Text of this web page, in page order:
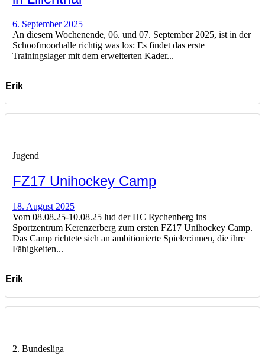
6. September 2025
An diesem Wochenende, 06. und 07. September 2025, ist in der
Schoofmoorhalle richtig was los: Es findet das erste
Trainingslager mit dem erweiterten Kader...
Erik
Jugend
FZ17 Unihockey Camp
18. August 2025
Vom 08.08.25-10.08.25 lud der HC Rychenberg ins
Sportzentrum Kerenzerberg zum ersten FZ17 Unihockey Camp.
Das Camp richtete sich an ambitionierte Spieler:innen, die ihre
Fähigkeiten...
Erik
2. Bundesliga